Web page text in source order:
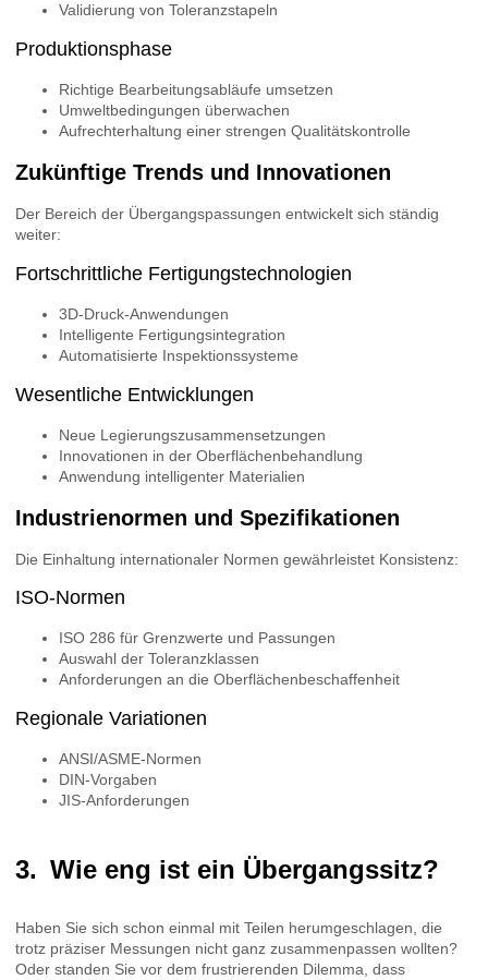
Validierung von Toleranzstapeln
Produktionsphase
Richtige Bearbeitungsabläufe umsetzen
Umweltbedingungen überwachen
Aufrechterhaltung einer strengen Qualitätskontrolle
Zukünftige Trends und Innovationen
Der Bereich der Übergangspassungen entwickelt sich ständig
weiter:
Fortschrittliche Fertigungstechnologien
3D-Druck-Anwendungen
Intelligente Fertigungsintegration
Automatisierte Inspektionssysteme
Wesentliche Entwicklungen
Neue Legierungszusammensetzungen
Innovationen in der Oberflächenbehandlung
Anwendung intelligenter Materialien
Industrienormen und Spezifikationen
Die Einhaltung internationaler Normen gewährleistet Konsistenz:
ISO-Normen
ISO 286 für Grenzwerte und Passungen
Auswahl der Toleranzklassen
Anforderungen an die Oberflächenbeschaffenheit
Regionale Variationen
ANSI/ASME-Normen
DIN-Vorgaben
JIS-Anforderungen
Wie eng ist ein Übergangssitz?
Haben Sie sich schon einmal mit Teilen herumgeschlagen, die
trotz präziser Messungen nicht ganz zusammenpassen wollten?
Oder standen Sie vor dem frustrierenden Dilemma, dass